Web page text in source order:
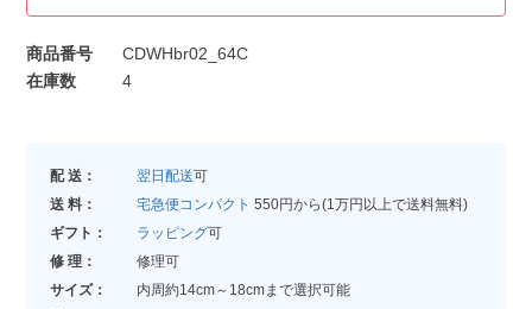
商品番号
CDWHbr02_64C
在庫数
4
配 送： 翌日配送可
送 料：
宅急便コンパクト 550円から(1万円以上で送料無料)
ギフト：
ラッピング可
修 理：
修理可
サイズ：
内周約14cm～18cmまで選択可能